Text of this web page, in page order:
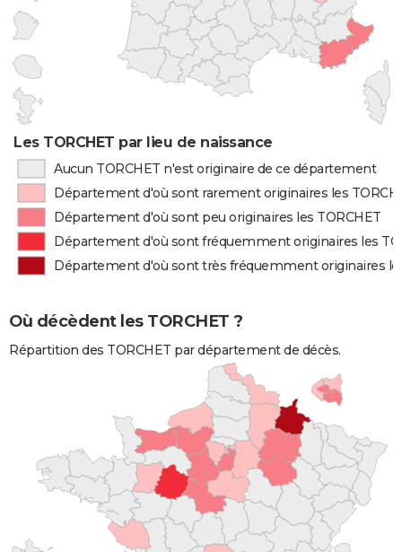
Les TORCHET par lieu de naissance
Aucun TORCHET n'est originaire de ce département
Département d'où sont rarement originaires les
Département d'où sont peu originaires les TORCHET
Département d'où sont fréquemment originaires les
Département d'où sont très fréquemment originaires
Où décèdent les TORCHET ?
Répartition des TORCHET par département de décès.